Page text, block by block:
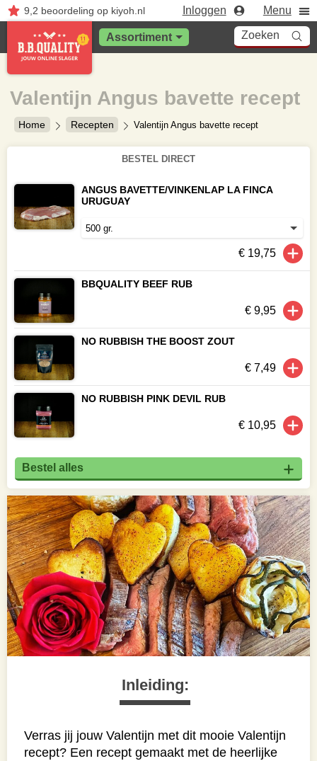
9,2 beoordelingop kiyoh.nl Inloggen Menu
Assortiment Zoeken
Home Recepten Valentijn Angus bavette recept
Valentijn Angus bavette recept
Inleiding:
Verras jij jouw Valentijn met dit mooie Valentijn
recept? Een recept gemaakt met de heerlijke
BESTEL DIRECT
ANGUS BAVETTE/VINKENLAP LA FINCA
URUGUAY
€ 19,75
BBQUALITY BEEF RUB
€ 9,95
NO RUBBISH THE BOOST ZOUT
€ 7,49
NO RUBBISH PINK DEVIL RUB
€ 10,95
Bestel alles